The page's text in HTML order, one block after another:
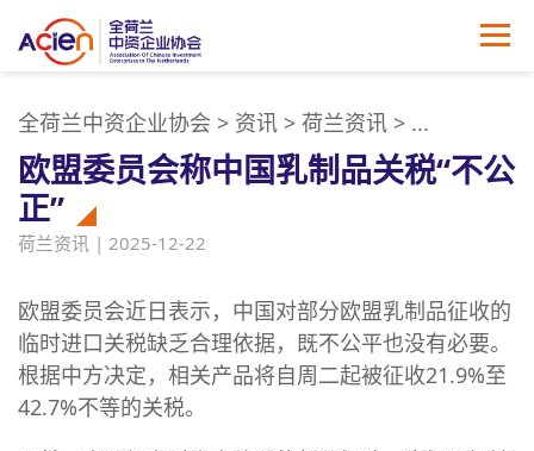
全荷兰中资企业协会 > 资讯 > 荷兰资讯 > ...
欧盟委员会称中国乳制品关税“不公
正”
荷兰资讯 | 2025-12-22
欧盟委员会近日表示，中国对部分欧盟乳制品征收的
临时进口关税缺乏合理依据，既不公平也没有必要。
根据中方决定，相关产品将自周二起被征收21.9%至
42.7%不等的关税。